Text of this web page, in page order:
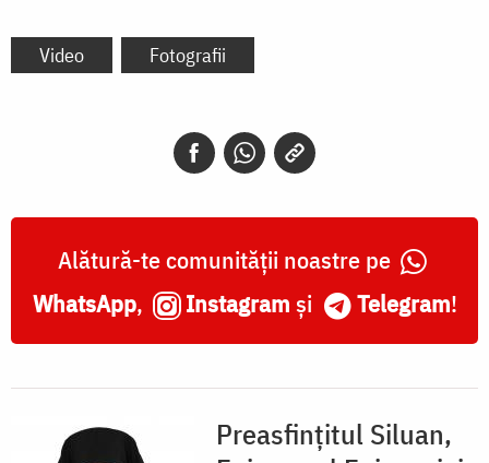
Video Fotografii
Alătură-te comunității noastre pe
WhatsApp, Instagram și Telegram!
Preasfințitul Siluan,